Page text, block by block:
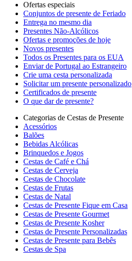
Ofertas especiais
Сonjuntos de presente de Feriado
Entrega no mesmo dia
Presentes Não-Alcólicos
Ofertas e promoções de hoje
Novos presentes
Todos os Presentes para os EUA
Enviar de Portugal ao Estrangeiro
Crie uma cesta personalizada
Solicitar um presente personalizado
Certificados de presente
O que dar de presente?
Categorias de Cestas de Presente
Acessórios
Balões
Bebidas Alcólicas
Brinquedos e Jogos
Cestas de Café e Chá
Cestas de Cerveja
Cestas de Chocolate
Cestas de Frutas
Cestas de Natal
Cestas de Presente Fique em Casa
Cestas de Presente Gourmet
Cestas de Presente Kosher
Cestas de Presente Personalizadas
Cestas de Presente para Bebês
Cestas de Spa